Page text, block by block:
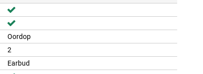
Oordop
2
Earbud